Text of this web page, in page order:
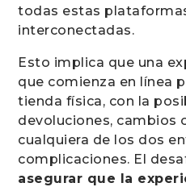
todas estas
interconectadas.
Esto implica que una
que comienza en línea
tienda física, con la
devoluciones, cambios
cualquiera de los dos
complicaciones. El
asegurar que la